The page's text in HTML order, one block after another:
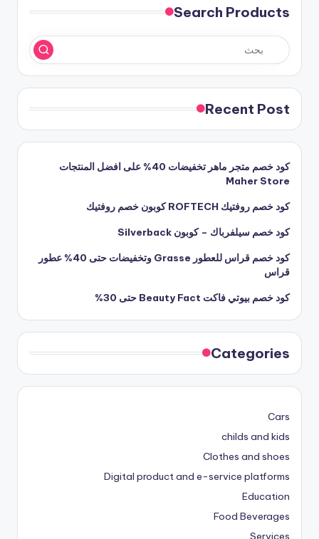
Search Products
Recent Post
كود خصم متجر ماهر تخفيضات 40% على افضل المنتجات
Maher Store
كود خصم روفتيك ROFTECH كوبون خصم روفتيك
كود خصم سيلفرباك – كوبون Silverback
كود خصم قراس للعطور Grasse وتخفيضات حتى 40% عطور
قراس
كود خصم بيوتي فاكت Beauty Fact حتى 30%
Categories
Cars
childs and kids
Clothes and shoes
Digital product and e-service platforms
Education
Food Beverages
Services